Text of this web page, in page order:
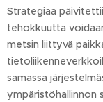
Strategiaa
tehokkuutta
metsin liittyvä
samassa
ympäristöhallinnon